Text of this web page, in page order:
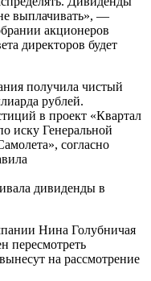
выплачивать», —
акционеров
директоров будет
получила чистый
рублей.
в проект «Квартал
иску Генеральной
согласно
дивиденды в
Нина Голубничая
пересмотреть
на рассмотрение